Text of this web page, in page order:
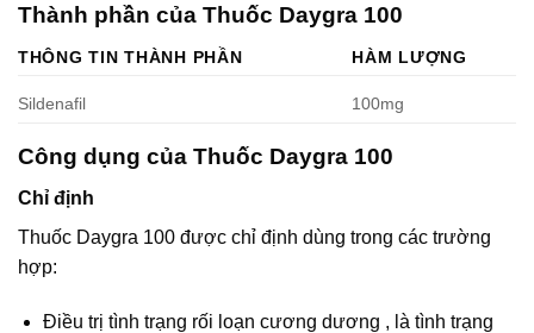
Thành phần của Thuốc Daygra 100
THÔNG TIN THÀNH PHẦN HÀM LƯỢNG
Sildenafil 100mg
Công dụng của Thuốc Daygra 100
Chỉ định
Thuốc Daygra 100 được chỉ định dùng trong các trường
hợp:
Điều trị tình trạng rối loạn cương dương , là tình trạng